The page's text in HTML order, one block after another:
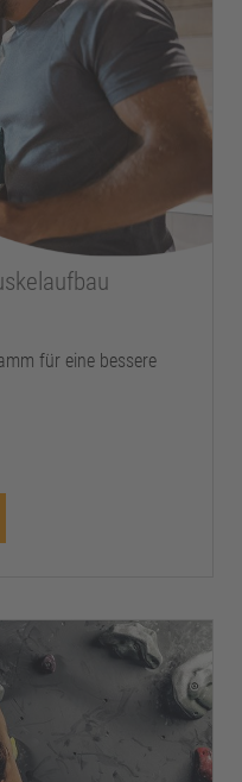
für eine bessere